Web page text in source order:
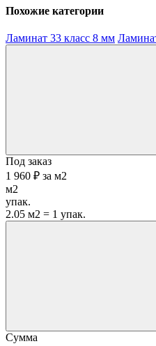
Похожие категории
Ламинат 33 класс 8 мм
Под заказ
1 960 ₽ за м2
м2
упак.
2.05 м2 = 1 упак.
Сумма